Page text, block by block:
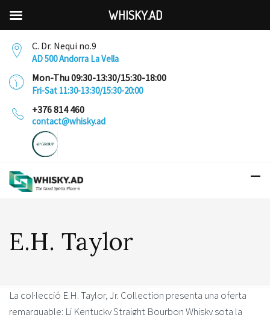
C. Dr. Nequi no.9
AD 500 Andorra La Vella
Mon-Thu 09:30-13:30/15:30-18:00
Fri-Sat 11:30-13:30/15:30-20:00
+376 814 460
contact@whisky.ad
E.H. Taylor
La col·lecció E.H. Taylor, Jr. Collection presenta una oferta
remarquable: Li Kentucky Straight Bourbon Whisky sota la
WHISKY.AD